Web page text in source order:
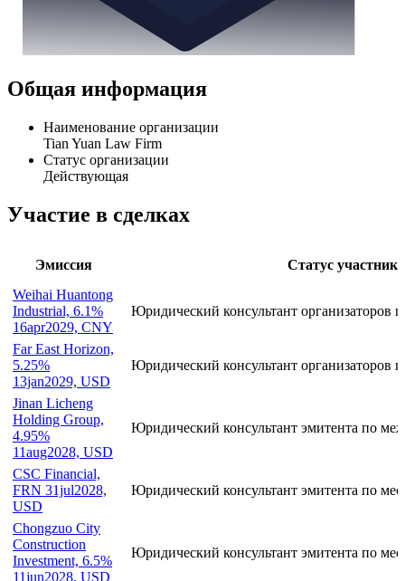
Общая информация
Наименование организации
Статус организации
Участие в сделках
Эмиссия
Weihai Huantong
Industrial, 6.1%
16apr2029, CNY
Юридический консультант организаторов
Far East Horizon,
5.25%
13jan2029, USD
Юридический консультант организаторов
Jinan Licheng
Holding Group,
4.95%
11aug2028, USD
Юридический консультант эмитента по
CSC Financial,
FRN 31jul2028,
USD
Юридический консультант эмитента по